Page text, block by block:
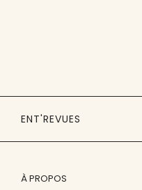
ENT'REVUES
À PROPOS